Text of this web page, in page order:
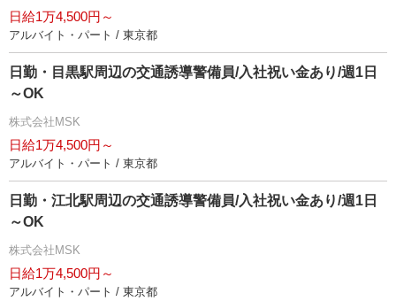
日給1万4,500円～
アルバイト・パート / 東京都
日勤・目黒駅周辺の交通誘導警備員/入社祝い金あり/週1日
～OK
株式会社MSK
日給1万4,500円～
アルバイト・パート / 東京都
日勤・江北駅周辺の交通誘導警備員/入社祝い金あり/週1日
～OK
株式会社MSK
日給1万4,500円～
アルバイト・パート / 東京都